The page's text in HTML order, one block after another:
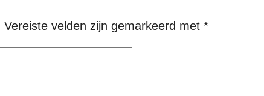
Vereiste velden zijn gemarkeerd met *